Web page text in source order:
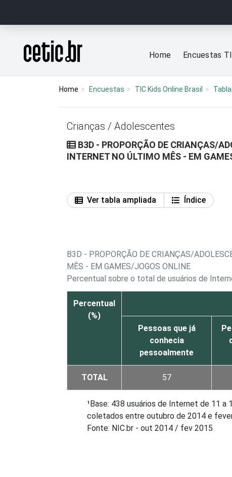
Página inicial
Home Encuestas
Home Encuestas TIC Kids Online Brasil
Crianças / Adolescentes
B3D - PROPORÇÃO DE CRIANÇAS/
INTERNET NO ÚLTIMO MÊS - EM
Ver tabla ampliada
Índice
B3D - PROPORÇÃO DE CRIANÇAS/
MÊS - EM GAMES/JOGOS ONLINE
Percentual sobre o total de usuários de
Percentual
(%)
Pessoas que já
conhecia
pessoalmente
TOTAL 57
¹Base: 438 usuários de Internet de 11
coletados entre outubro de 2014 e
Fonte: NIC.br - out 2014 / fev 2015